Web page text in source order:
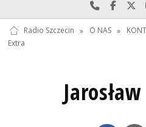
Najlepiej
Radio Szczecin » O NAS »
Extra